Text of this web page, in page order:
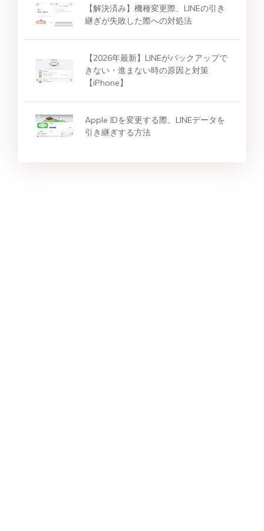
【解決済み】機種変更際、LINEの引き
継ぎが失敗した際への対処法
【2026年最新】LINEがバックアップで
きない・進まない時の原因と対策
【iPhone】
Apple IDを変更する際、LINEデータを
引き継ぎする方法